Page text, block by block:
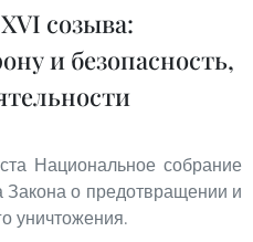
созыва:
и безопасность,
Национальное собрание
о предотвращении и
уничтожения.